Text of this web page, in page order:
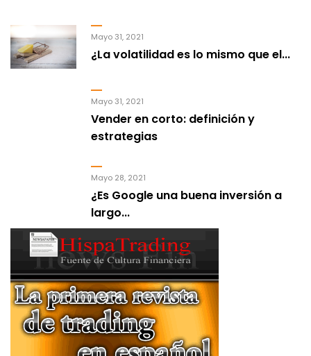
Mayo 31, 2021
¿La volatilidad es lo mismo que el...
Mayo 31, 2021
Vender en corto: definición y
estrategias
Mayo 28, 2021
¿Es Google una buena inversión a
largo...